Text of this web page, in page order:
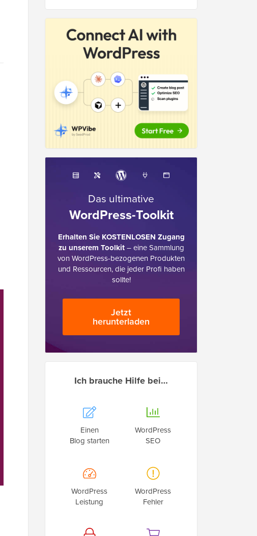
Das ultimative
WordPress-Toolkit
Erhalten Sie KOSTENLOSEN Zugang
zu unserem Toolkit– eine Sammlung
von WordPress-bezogenen Produkten
und Ressourcen, die jeder Profi haben
sollte!
Jetzt
herunterladen
Ich brauche Hilfe bei…
Einen
Blog starten
WordPress
SEO
WordPress
Leistung
WordPress
Fehler